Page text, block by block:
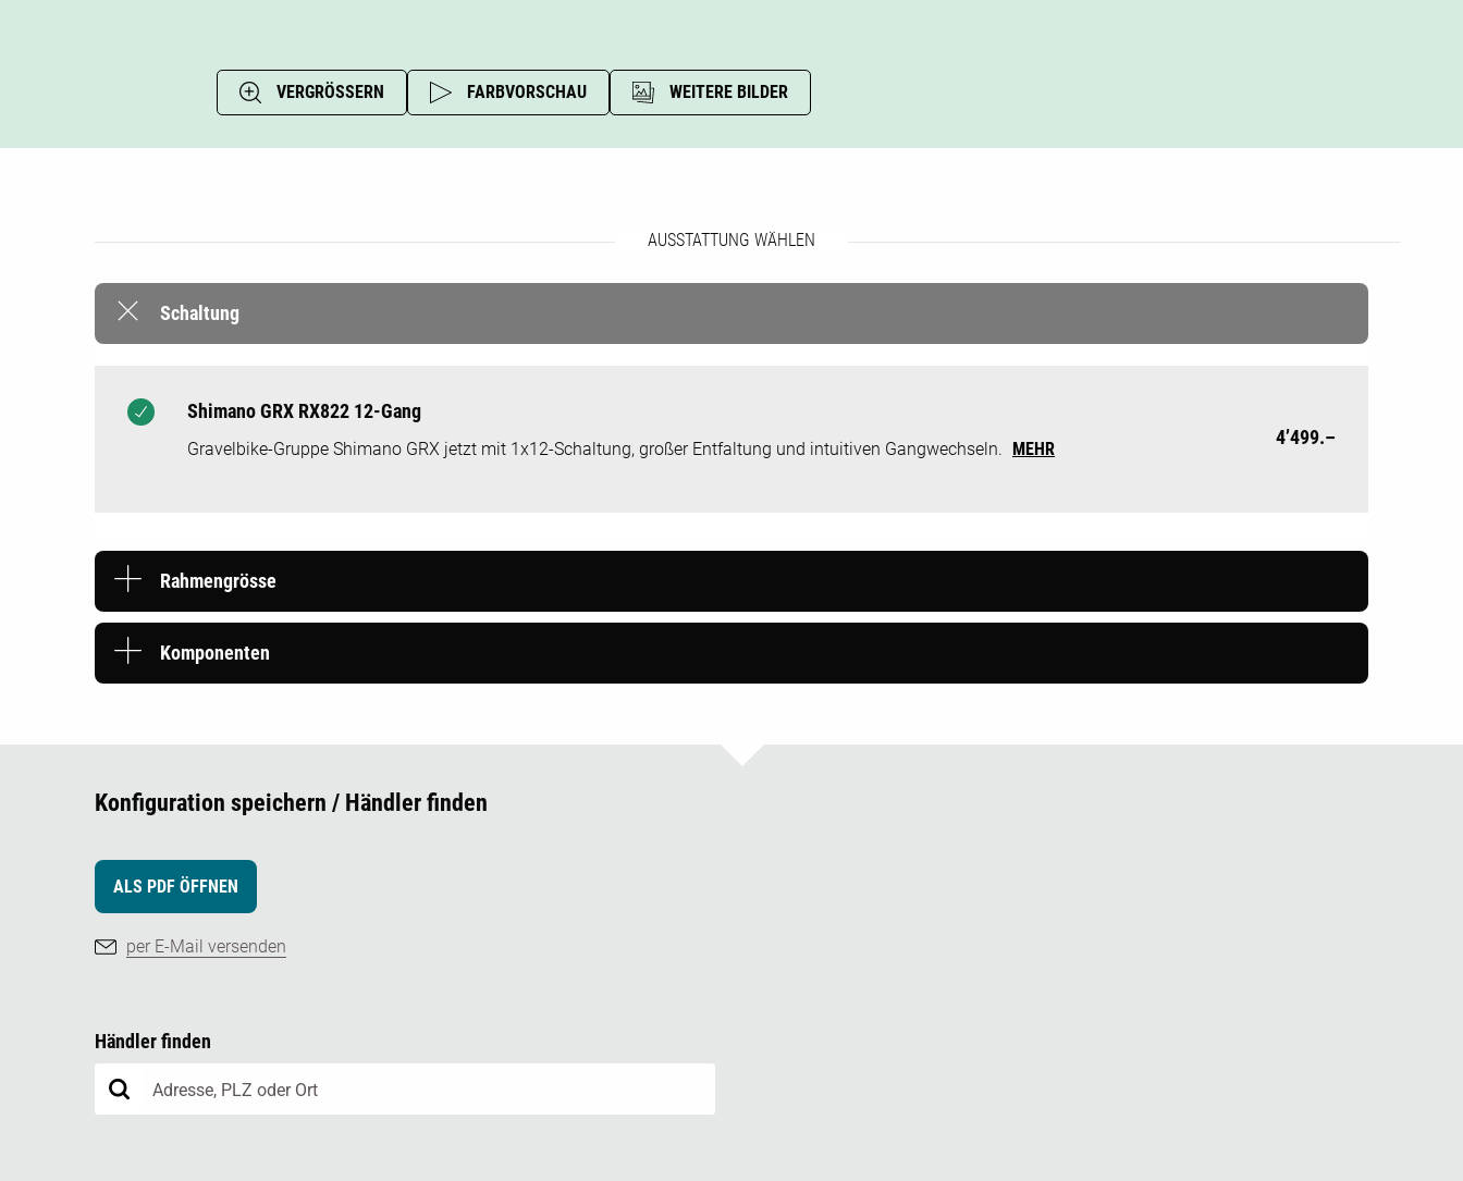
VERGRÖSSERN FARBVORSCHAU WEITERE BILDER
AUSSTATTUNG WÄHLEN
Schaltung
Shimano GRX RX822 12-Gang
Gravelbike-Gruppe Shimano GRX jetzt mit 1x12-Schaltung, großer Entfaltung und intuitiven Gangwechseln. MEHR
4’499.–
Rahmengrösse
Komponenten
Konfiguration speichern / Händler finden
ALS PDF ÖFFNEN
per E-Mail versenden
Händler finden